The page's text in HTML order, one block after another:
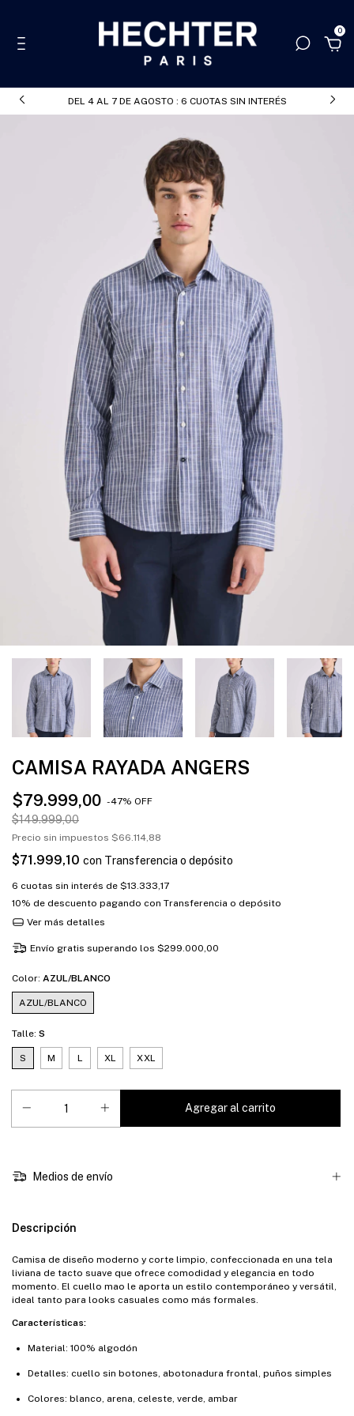
0
DEL 4 AL 7 DE AGOSTO : 6 CUOTAS SIN INTERÉS
CAMISA RAYADA ANGERS
$79.999,00 -47% OFF
$149.999,00
Precio sin impuestos $66.114,88
$71.999,10 con Transferencia o depósito
6 cuotas sin interés de $13.333,17
10% de descuento pagando con Transferencia o depósito
Ver más detalles
Envío gratis superando los $299.000,00
Color: AZUL/BLANCO
AZUL/BLANCO
Talle: S
S M L XL XXL
Medios de envío
Descripción
Camisa de diseño moderno y corte limpio, confeccionada en una tela
liviana de tacto suave que ofrece comodidad y elegancia en todo
momento. El cuello mao le aporta un estilo contemporáneo y versátil,
ideal tanto para looks casuales como más formales.
Características:
Material: 100% algodón
Detalles: cuello sin botones, abotonadura frontal, puños simples
Colores: blanco, arena, celeste, verde, ambar